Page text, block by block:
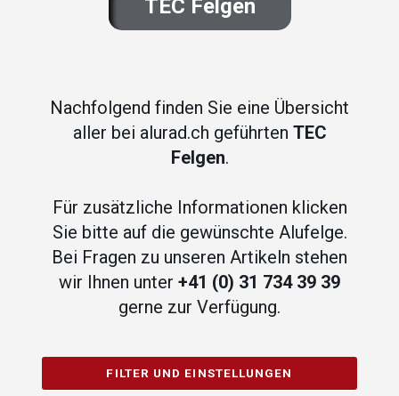
TEC Felgen
Nachfolgend finden Sie eine Übersicht
aller bei alurad.ch geführten TEC
Felgen.
Für zusätzliche Informationen klicken
Sie bitte auf die gewünschte Alufelge.
Bei Fragen zu unseren Artikeln stehen
wir Ihnen unter +41 (0) 31 734 39 39
gerne zur Verfügung.
FILTER UND EINSTELLUNGEN